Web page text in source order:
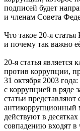
подписей будет
и членам Совета
Что такое 20-я
и почему так важно
20-я статья
против коррупции,
31 октября 2003
с коррупцией в ряде
статьи
антикоррупционный
действуют в
совпадению входят